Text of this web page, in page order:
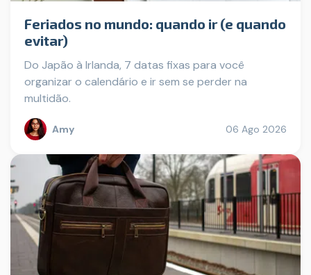
Feriados no mundo: quando ir (e quando
evitar)
Do Japão à Irlanda, 7 datas fixas para você
organizar o calendário e ir sem se perder na
multidão.
Amy 06 Ago 2026